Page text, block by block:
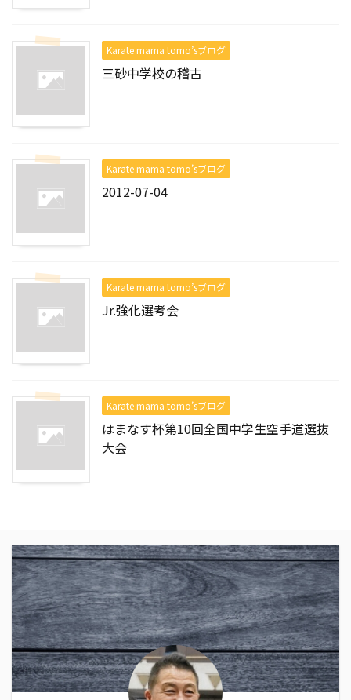
Karate mama tomo’sブログ
三砂中学校の稽古
Karate mama tomo’sブログ
2012-07-04
Karate mama tomo’sブログ
Jr.強化選考会
Karate mama tomo’sブログ
はまなす杯第10回全国中学生空手道選抜
大会